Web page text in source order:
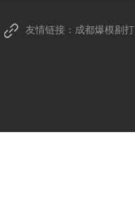
友情链接： 成都爆模剔打